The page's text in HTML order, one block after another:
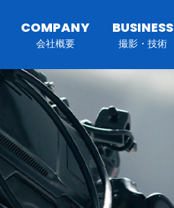
COMPANY
会社概要
BUSINESS
撮影・技術